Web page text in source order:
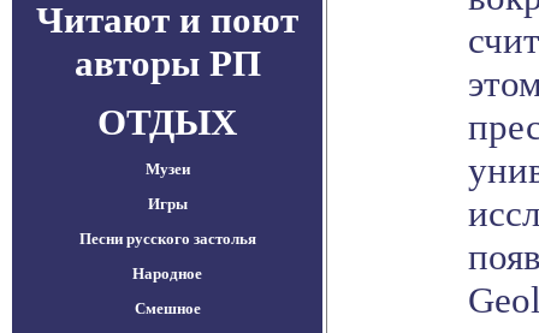
Читают и поют
авторы РП
ОТДЫХ
Музеи
Игры
Песни русского застолья
Народное
Смешное